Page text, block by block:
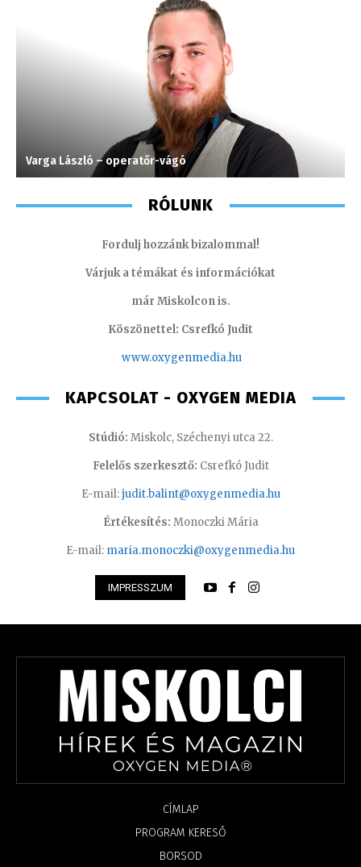
Varga László – operatőr-vágó
RÓLUNK
Fordulj hozzánk bizalommal!
Várjuk a témákat és információkat
már Miskolcon is.
Köszönettel: Csrefkó Judit
www.oxygenmedia.hu
KAPCSOLAT - OXYGEN MEDIA
Stúdió: Miskolc, Széchenyi utca 22.
Felelős szerkesztő: Csrefkó Judit
E-mail:judit.balint@oxygenmedia.hu
Értékesítés: Monoczki Mária
E-mail: maria.monoczki@oxygenmedia.hu
IMPRESSZUM
CÍMLAP
PROGRAM KERESŐ
BORSOD